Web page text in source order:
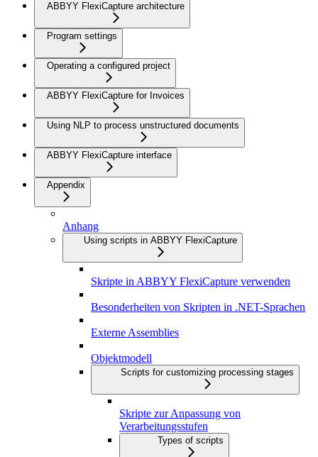
ABBYY FlexiCapture architecture
Program settings
Operating a configured project
ABBYY FlexiCapture for Invoices
Using NLP to process unstructured documents
ABBYY FlexiCapture interface
Appendix
Anhang
Using scripts in ABBYY FlexiCapture
Skripte in ABBYY FlexiCapture verwenden
Besonderheiten von Skripten in .NET-Sprachen
Externe Assemblies
Objektmodell
Scripts for customizing processing stages
Skripte zur Anpassung von
Verarbeitungsstufen
Types of scripts